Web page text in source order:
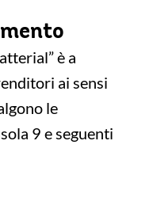
è a
ai sensi
le
9 e seguenti